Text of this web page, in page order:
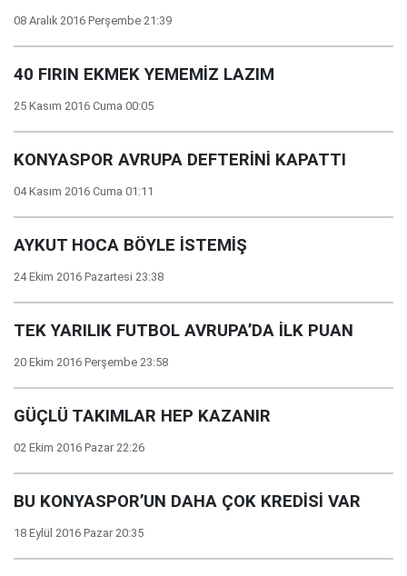
08 Aralık 2016 Perşembe 21:39
40 FIRIN EKMEK YEMEMİZ LAZIM
25 Kasım 2016 Cuma 00:05
KONYASPOR AVRUPA DEFTERİNİ KAPATTI
04 Kasım 2016 Cuma 01:11
AYKUT HOCA BÖYLE İSTEMİŞ
24 Ekim 2016 Pazartesi 23:38
TEK YARILIK FUTBOL AVRUPA’DA İLK PUAN
20 Ekim 2016 Perşembe 23:58
GÜÇLÜ TAKIMLAR HEP KAZANIR
02 Ekim 2016 Pazar 22:26
BU KONYASPOR’UN DAHA ÇOK KREDİSİ VAR
18 Eylül 2016 Pazar 20:35